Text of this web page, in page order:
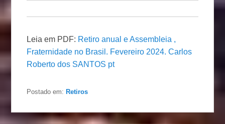
Leia em PDF: Retiro anual e Assembleia ,
Fraternidade no Brasil. Fevereiro 2024. Carlos
Roberto dos SANTOS pt
Postado em: Retiros